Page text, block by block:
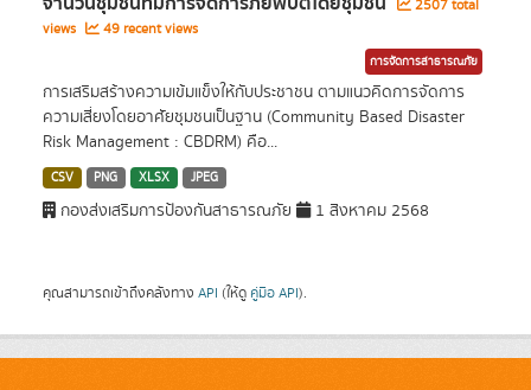
2507 total
views
49 recent views
การจัดการสาธารณภัย
การเสริมสร้างความเข้มแข็งให้กับประชาชน ตามแนวคิดการจัดการ
ความเสี่ยงโดยอาศัยชุมชนเป็นฐาน (Community Based Disaster
Risk Management : CBDRM) คือ...
CSV PNG XLSX JPEG
กองส่งเสริมการป้องกันสาธารณภัย 1 สิงหาคม 2568
คุณสามารถเข้าถึงคลังทาง API (ให้ดู คู่มือ API).